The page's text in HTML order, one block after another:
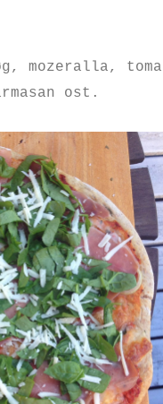
mozeralla,
ost.